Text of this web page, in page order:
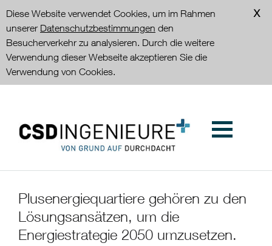
Diese Website verwendet Cookies, um im Rahmen
unserer Datenschutzbestimmungen den
Besucherverkehr zu analysieren. Durch die weitere
Verwendung dieser Webseite akzeptieren Sie die
Verwendung von Cookies.
Plusenergiequartiere gehören zu den
Lösungsansätzen, um die
Energiestrategie 2050 umzusetzen.